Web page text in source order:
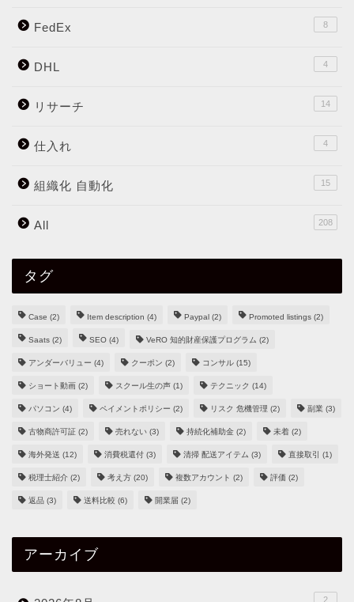
FedEx 8
DHL 4
リサーチ 14
仕入れ 4
組織化 自動化 15
All 208
タグ
Case (2) Item description (4) Paypal (2) Promoted listings (2)
Saats (2) SEO (4) VeRO 知的財産保護プログラム (2)
アンダーバリュー (4) クーポン (2) コンサル (15)
ショート動画 (2) スクール生の声 (1) テクニック (14)
パソコン (4) ペイメントポリシー (2) リスク 危機管理 (2) 副業 (3)
古物商許可証 (2) 売れない (3) 持続化補助金 (2) 未着 (2)
海外発送 (12) 消費税還付 (3) 清掃 配送アイテム (3) 直接取引 (1)
税理士紹介 (2) 考え方 (20) 複数アカウント (2) 評価 (2)
返品 (3) 送料比較 (6) 開業届 (2)
アーカイブ
2